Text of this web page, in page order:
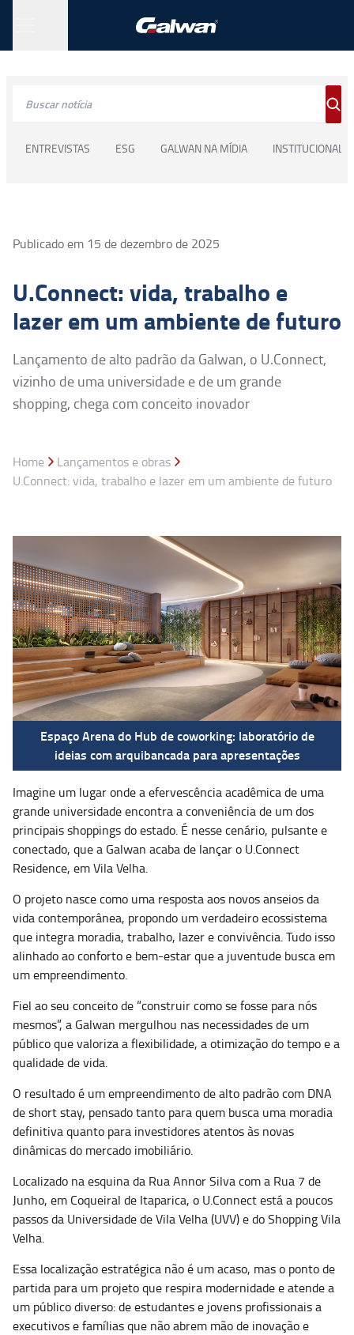
ENTREVISTAS ESG GALWAN NA MÍDIA INSTITUCIONAL
Publicado em 15 de dezembro de 2025
U.Connect: vida, trabalho e
lazer em um ambiente de futuro
Lançamento de alto padrão da Galwan, o U.Connect,
vizinho de uma universidade e de um grande
shopping, chega com conceito inovador
Home
Lançamentos e obras
U.Connect: vida, trabalho e lazer em um ambiente de futuro
Espaço Arena do Hub de coworking: laboratório de
ideias com arquibancada para apresentações
Imagine um lugar onde a efervescência acadêmica de uma
grande universidade encontra a conveniência de um dos
principais shoppings do estado. É nesse cenário, pulsante e
conectado, que a Galwan acaba de lançar o U.Connect
Residence, em Vila Velha.
O projeto nasce como uma resposta aos novos anseios da
vida contemporânea, propondo um verdadeiro ecossistema
que integra moradia, trabalho, lazer e convivência. Tudo isso
alinhado ao conforto e bem-estar que a juventude busca em
um empreendimento.
Fiel ao seu conceito de “construir como se fosse para nós
mesmos”, a Galwan mergulhou nas necessidades de um
público que valoriza a flexibilidade, a otimização do tempo e a
qualidade de vida.
O resultado é um empreendimento de alto padrão com DNA
de short stay, pensado tanto para quem busca uma moradia
definitiva quanto para investidores atentos às novas
dinâmicas do mercado imobiliário.
Localizado na esquina da Rua Annor Silva com a Rua 7 de
Junho, em Coqueiral de Itaparica, o U.Connect está a poucos
passos da Universidade de Vila Velha (UVV) e do Shopping Vila
Velha.
Essa localização estratégica não é um acaso, mas o ponto de
partida para um projeto que respira modernidade e atende a
um público diverso: de estudantes e jovens profissionais a
executivos e famílias que não abrem mão de inovação e